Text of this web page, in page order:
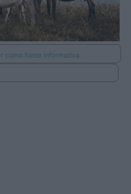
como fonte informativa